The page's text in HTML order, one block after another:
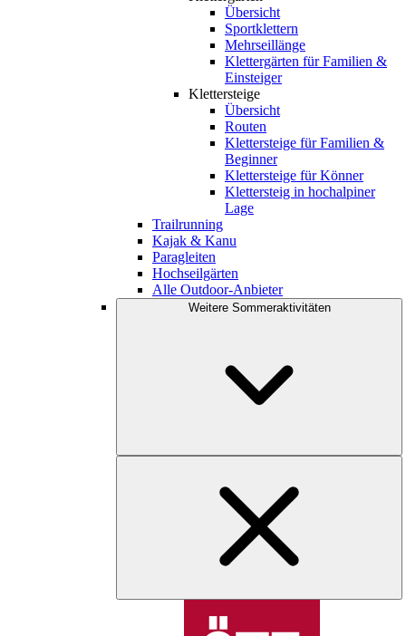
Übersicht
Sportklettern
Mehrseillänge
Klettergärten für Familien &
Einsteiger
Klettersteige
Übersicht
Routen
Klettersteige für Familien &
Beginner
Klettersteige für Könner
Klettersteig in hochalpiner
Lage
Trailrunning
Kajak & Kanu
Paragleiten
Hochseilgärten
Alle Outdoor-Anbieter
Weitere Sommeraktivitäten